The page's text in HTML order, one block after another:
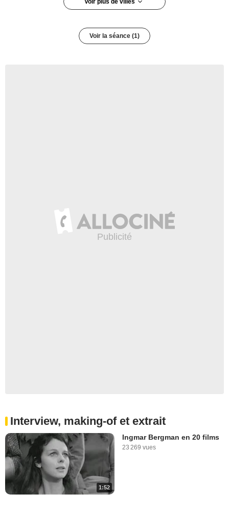
Voir la séance (1)
Interview, making-of et extrait
1:52
Ingmar Bergman en 20 films
23 269 vues